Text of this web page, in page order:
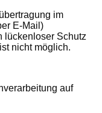
im
E-Mail)
lückenloser Schutz
nicht möglich.
auf